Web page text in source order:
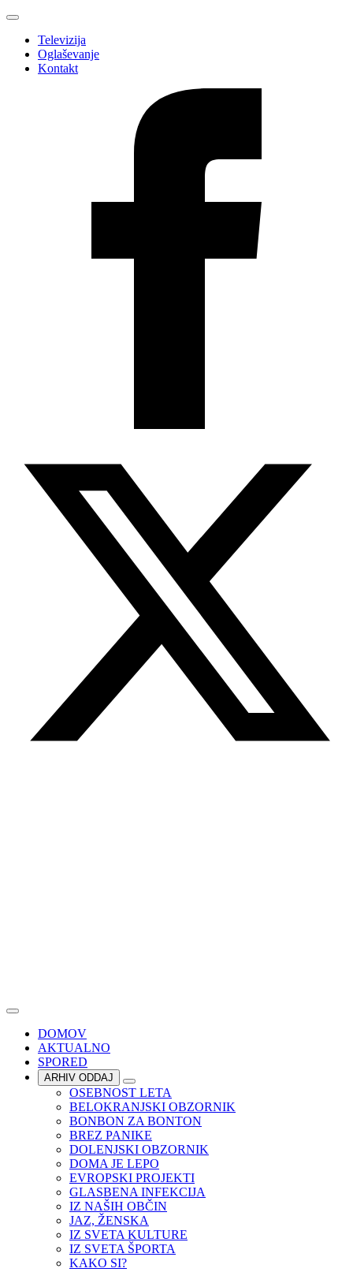
Televizija
Oglaševanje
Kontakt
DOMOV
AKTUALNO
SPORED
ARHIV ODDAJ
OSEBNOST LETA
BELOKRANJSKI OBZORNIK
BONBON ZA BONTON
BREZ PANIKE
DOLENJSKI OBZORNIK
DOMA JE LEPO
EVROPSKI PROJEKTI
GLASBENA INFEKCIJA
IZ NAŠIH OBČIN
JAZ, ŽENSKA
IZ SVETA KULTURE
IZ SVETA ŠPORTA
KAKO SI?